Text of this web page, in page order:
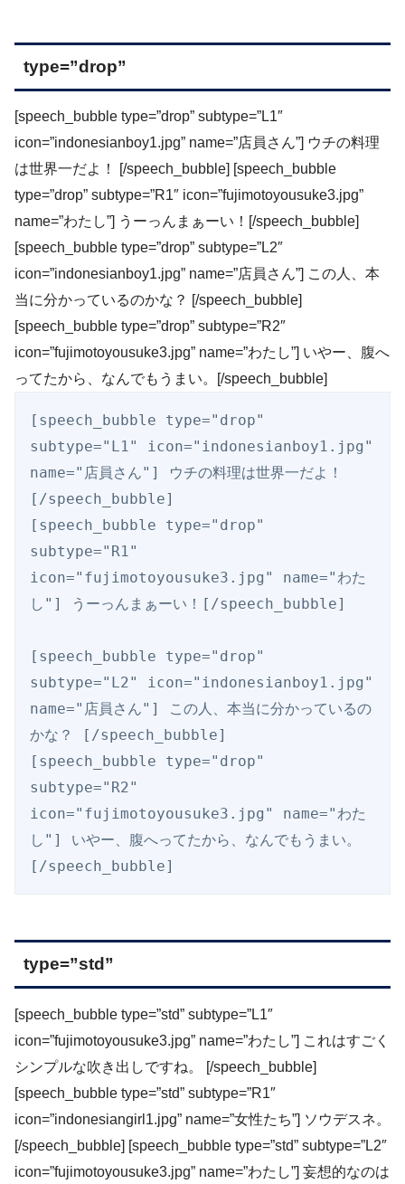
type=”drop”
[speech_bubble type=”drop” subtype=”L1″
icon=”indonesianboy1.jpg” name=”店員さん”] ウチの料理
は世界一だよ！ [/speech_bubble] [speech_bubble
type=”drop” subtype=”R1″ icon=”fujimotoyousuke3.jpg”
name=”わたし”] うーっんまぁーい！[/speech_bubble]
[speech_bubble type=”drop” subtype=”L2″
icon=”indonesianboy1.jpg” name=”店員さん”] この人、本
当に分かっているのかな？ [/speech_bubble]
[speech_bubble type=”drop” subtype=”R2″
icon=”fujimotoyousuke3.jpg” name=”わたし”] いやー、腹へ
ってたから、なんでもうまい。[/speech_bubble]
[speech_bubble type="drop"
subtype="L1" icon="indonesianboy1.jpg"
name="店員さん"] ウチの料理は世界一だよ！
[/speech_bubble]
[speech_bubble type="drop"
subtype="R1"
icon="fujimotoyousuke3.jpg" name="わた
し"] うーっんまぁーい！[/speech_bubble]
[speech_bubble type="drop"
subtype="L2" icon="indonesianboy1.jpg"
name="店員さん"] この人、本当に分かっているの
かな？ [/speech_bubble]
[speech_bubble type="drop"
subtype="R2"
icon="fujimotoyousuke3.jpg" name="わた
し"] いやー、腹へってたから、なんでもうまい。
[/speech_bubble]
type=”std”
[speech_bubble type=”std” subtype=”L1″
icon=”fujimotoyousuke3.jpg” name=”わたし”] これはすごく
シンプルな吹き出しですね。 [/speech_bubble]
[speech_bubble type=”std” subtype=”R1″
icon=”indonesiangirl1.jpg” name=”女性たち”] ソウデスネ。
[/speech_bubble] [speech_bubble type=”std” subtype=”L2″
icon=”fujimotoyousuke3.jpg” name=”わたし”] 妄想的なのは